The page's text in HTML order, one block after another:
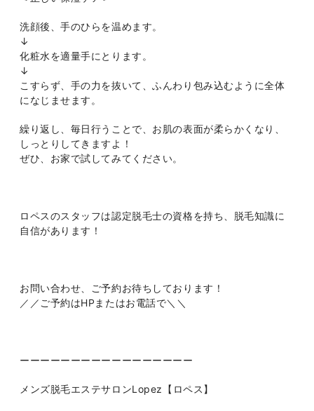
洗顔後、手のひらを温めます。
↓
化粧水を適量手にとります。
↓
こすらず、手の力を抜いて、ふんわり包み込むように全体
になじませます。
繰り返し、毎日行うことで、お肌の表面が柔らかくなり、
しっとりしてきますよ！
ぜひ、お家で試してみてください。
ロペスのスタッフは認定脱毛士の資格を持ち、脱毛知識に
自信があります！
お問い合わせ、ご予約お待ちしております！
／／ご予約はHPまたはお電話で＼＼
ーーーーーーーーーーーーーーーーー
メンズ脱毛エステサロンLopez【ロペス】